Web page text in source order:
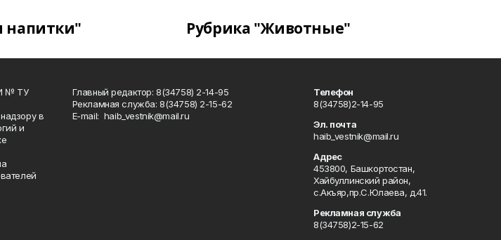
напитки" Рубрика "Животные"
№ ТУ
в
и
Главный редактор: 8(34758) 2-14-95
Рекламная служба: 8(34758) 2-15-62
Е-mаil: haib_vestnik@mail.ru
Телефон
8(34758)2-14-95
Эл. почта
haib_vestnik@mail.ru
Адрес
453800, Башкортостан,
Хайбуллинский район,
с.Акъяр,пр.С.Юлаева, д.41.
Рекламная служба
8(34758)2-15-62